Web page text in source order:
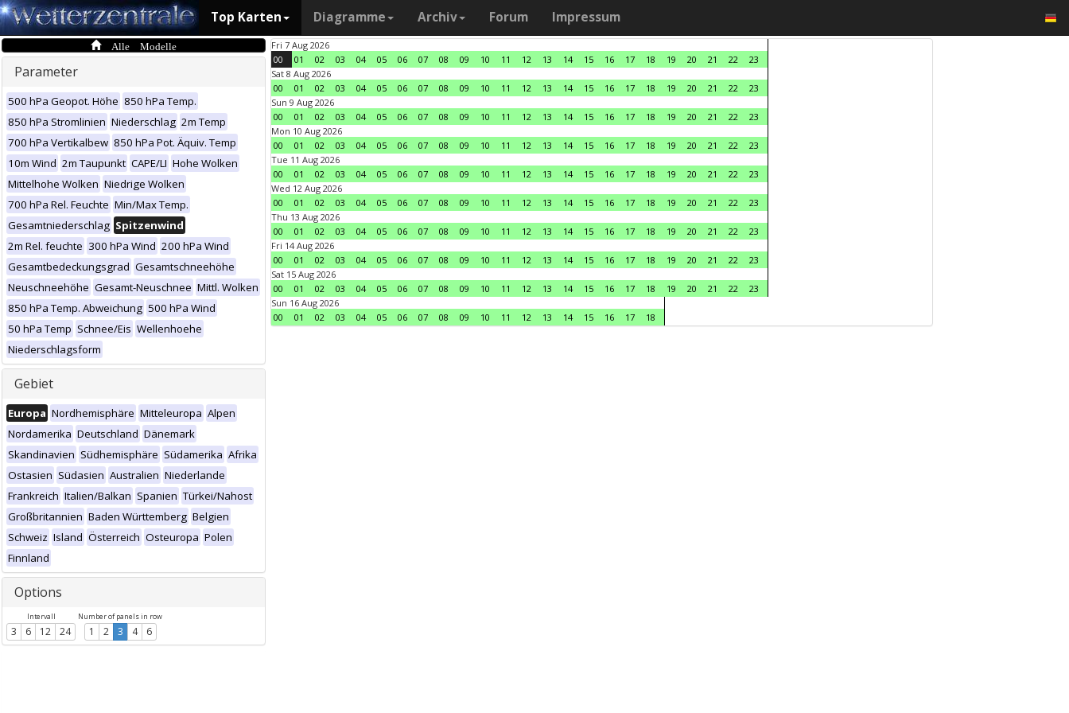
Top Karten Diagramme Archiv Forum Impressum
Alle Modelle
Parameter
500 hPa Geopot. Höhe 850 hPa Temp.
850 hPa Stromlinien Niederschlag 2m Temp
700 hPa Vertikalbew 850 hPa Pot. Äquiv. Temp
10m Wind 2m Taupunkt CAPE/LI Hohe Wolken
Mittelhohe Wolken Niedrige Wolken
700 hPa Rel. Feuchte Min/Max Temp.
Gesamtniederschlag Spitzenwind
2m Rel. feuchte 300 hPa Wind 200 hPa Wind
Gesamtbedeckungsgrad Gesamtschneehöhe
Neuschneehöhe Gesamt-Neuschnee Mittl. Wolken
850 hPa Temp. Abweichung 500 hPa Wind
50 hPa Temp Schnee/Eis Wellenhoehe
Niederschlagsform
Gebiet
Europa Nordhemisphäre Mitteleuropa Alpen
Nordamerika Deutschland Dänemark
Skandinavien Südhemisphäre Südamerika Afrika
Ostasien Südasien Australien Niederlande
Frankreich Italien/Balkan Spanien Türkei/Nahost
Großbritannien Baden Württemberg Belgien
Schweiz Island Österreich Osteuropa Polen
Finnland
Options
Intervall
3 6 12 24
Number of panels in row
1 2 3 4 6
Fri 7 Aug 2026
00
01 02 03 04 05 06 07 08 09 10 11 12 13 14 15 16 17 18 19 20 21 22
23
Sat 8 Aug 2026
00
01 02 03 04 05 06 07 08 09 10 11 12 13 14 15 16 17 18 19 20 21 22
23
Sun 9 Aug 2026
00
01 02 03 04 05 06 07 08 09 10 11 12 13 14 15 16 17 18 19 20 21 22
23
Mon 10 Aug 2026
00
01 02 03 04 05 06 07 08 09 10 11 12 13 14 15 16 17 18 19 20 21 22
23
Tue 11 Aug 2026
00
01 02 03 04 05 06 07 08 09 10 11 12 13 14 15 16 17 18 19 20 21 22
23
Wed 12 Aug 2026
00
01 02 03 04 05 06 07 08 09 10 11 12 13 14 15 16 17 18 19 20 21 22
23
Thu 13 Aug 2026
00
01 02 03 04 05 06 07 08 09 10 11 12 13 14 15 16 17 18 19 20 21 22
23
Fri 14 Aug 2026
00
01 02 03 04 05 06 07 08 09 10 11 12 13 14 15 16 17 18 19 20 21 22
23
Sat 15 Aug 2026
00
01 02 03 04 05 06 07 08 09 10 11 12 13 14 15 16 17 18 19 20 21 22
23
Sun 16 Aug 2026
00
01 02 03 04 05 06 07 08 09 10 11 12 13 14 15 16 17 18